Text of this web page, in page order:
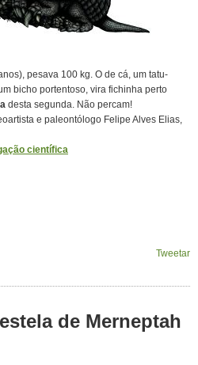
pesava 100 kg. O de cá, um tatu-
bicho portentoso, vira fichinha perto
desta segunda. Não percam!
e paleontólogo Felipe Alves Elias,
científica
Tweetar
de Merneptah